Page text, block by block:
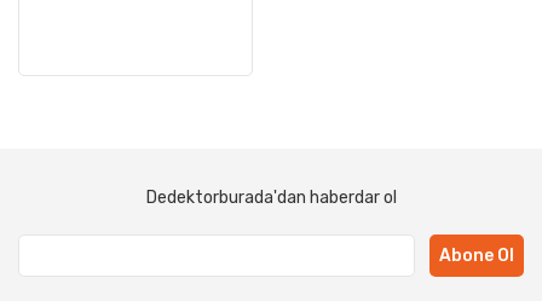
Dedektorburada'dan haberdar ol
Abone Ol